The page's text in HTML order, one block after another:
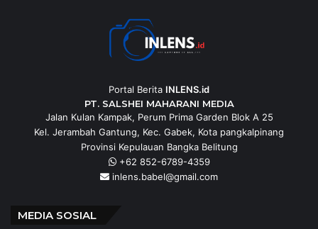
Portal Berita INLENS.id
PT. SALSHEI MAHARANI MEDIA
Jalan Kulan Kampak, Perum Prima Garden Blok A 25
Kel. Jerambah Gantung, Kec. Gabek, Kota pangkalpinang
Provinsi Kepulauan Bangka Belitung
+62 852-6789-4359
inlens.babel@gmail.com
MEDIA SOSIAL